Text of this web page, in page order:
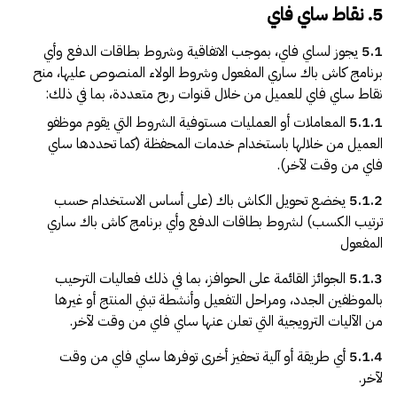
5. نقاط ساي فاي
5.1 يجوز لساي فاي، بموجب الاتفاقية وشروط بطاقات الدفع وأي
برنامج كاش باك ساري المفعول وشروط الولاء المنصوص عليها، منح
نقاط ساي فاي للعميل من خلال قنوات ربح متعددة، بما في ذلك:
5.1.1 المعاملات أو العمليات مستوفية الشروط التي يقوم موظفو
العميل من خلالها باستخدام خدمات المحفظة (كما تحددها ساي
فاي من وقت لآخر).
5.1.2 يخضع تحويل الكاش باك (على أساس الاستخدام حسب
ترتيب الكسب) لشروط بطاقات الدفع وأي برنامج كاش باك ساري
المفعول
5.1.3 الجوائز القائمة على الحوافز، بما في ذلك فعاليات الترحيب
بالموظفين الجدد، ومراحل التفعيل وأنشطة تبني المنتج أو غيرها
من الآليات الترويجية التي تعلن عنها ساي فاي من وقت لآخر.
5.1.4 أي طريقة أو آلية تحفيز أخرى توفرها ساي فاي من وقت
لآخر.